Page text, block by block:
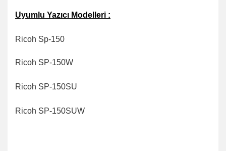
Uyumlu Yazıcı Modelleri :
Ricoh Sp-150
Ricoh SP-150W
Ricoh SP-150SU
Ricoh SP-150SUW